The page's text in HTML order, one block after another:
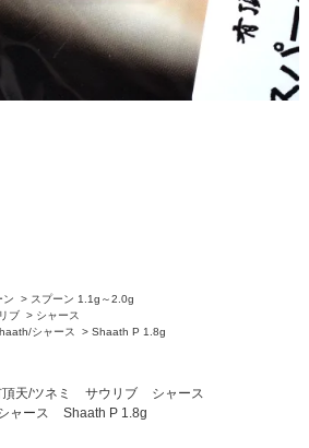
ン > スプーン 1.1g～2.0g
ブ > シャース
シャース > Shaath P 1.8g
天/ツネミ サウリブ
シャース
ャース Shaath P 1.8g